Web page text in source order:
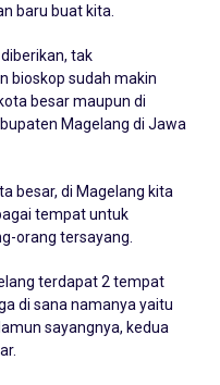
baru buat kita.
tak
bioskop sudah makin
besar maupun di
Magelang di Jawa
besar, di Magelang kita
tempat untuk
orang tersayang.
terdapat 2 tempat
di sana namanya yaitu
sayangnya, kedua